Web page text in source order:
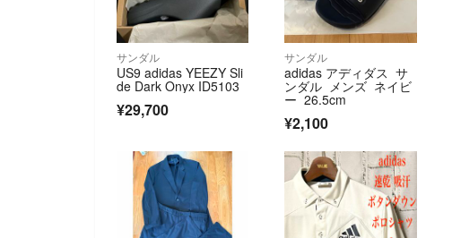
サンダル
US9 adidas YEEZY Sli
de Dark Onyx ID5103
¥29,700
サンダル
adidas アディダス サ
ンダル メンズ ネイビ
ー 26.5cm
¥2,100